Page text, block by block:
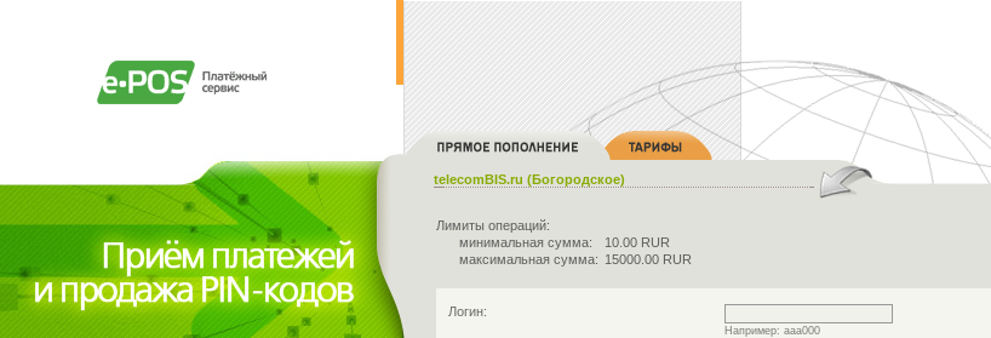
telecomBIS.ru (Богородское)
Лимиты операций:
минимальная сумма:
10.00 RUR
максимальная сумма: 15000.00 RUR
Логин:
Например: aaa000